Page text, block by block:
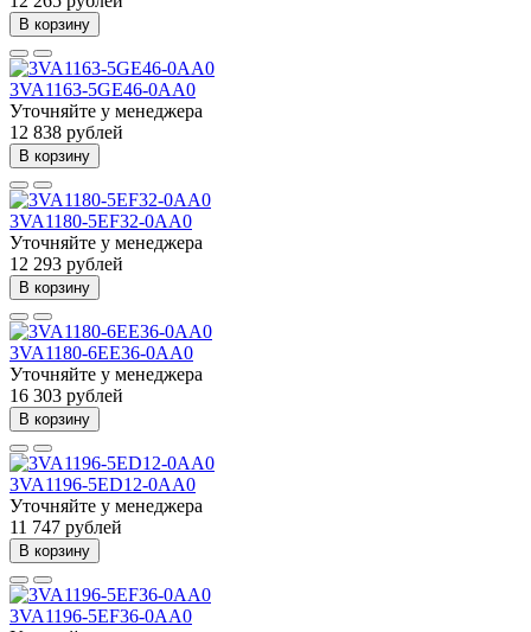
В корзину
3VA1163-5GE46-0AA0
Уточняйте у менеджера
12 838 рублей
В корзину
3VA1180-5EF32-0AA0
Уточняйте у менеджера
12 293 рублей
В корзину
3VA1180-6EE36-0AA0
Уточняйте у менеджера
16 303 рублей
В корзину
3VA1196-5ED12-0AA0
Уточняйте у менеджера
11 747 рублей
В корзину
3VA1196-5EF36-0AA0